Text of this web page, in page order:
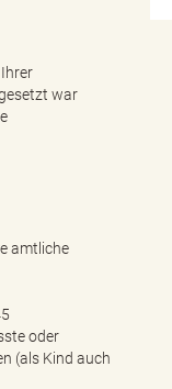
war
amtliche
oder
(als Kind auch